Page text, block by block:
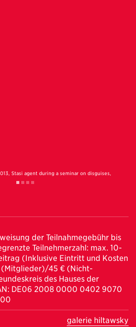
Stasi agent during a seminar on disguises,
der Teilnahmegebühr bis
Teilnehmerzahl: max. 10-
(Inklusive Eintritt und Kosten
(Mitglieder)/45 € (Nicht-
des Hauses der
DE06 2008 0000 0402 9070
galerie hiltawsky